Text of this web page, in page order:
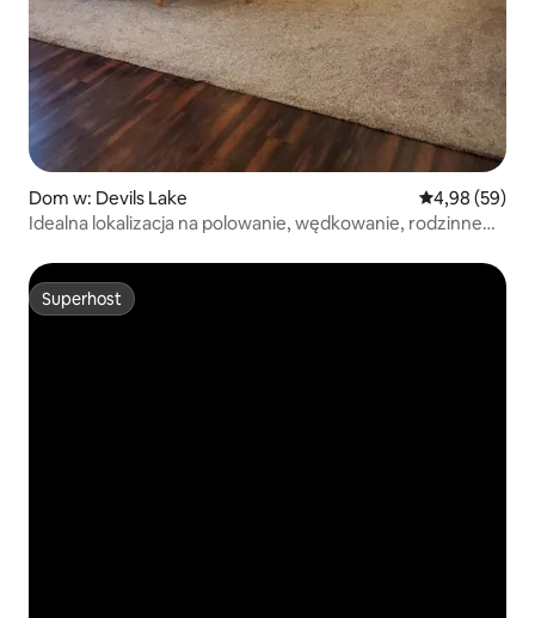
Dom w: Devils Lake Średnia
4,98 (59)
Idealna lokalizacja na polowanie, wędkowanie, rodzinne
Superhost
Superhost